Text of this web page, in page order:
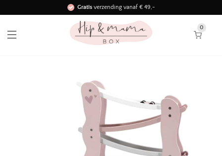
Gratisverzending vanaf € 49,-
Binnen 3 werkdagen in huis!
0